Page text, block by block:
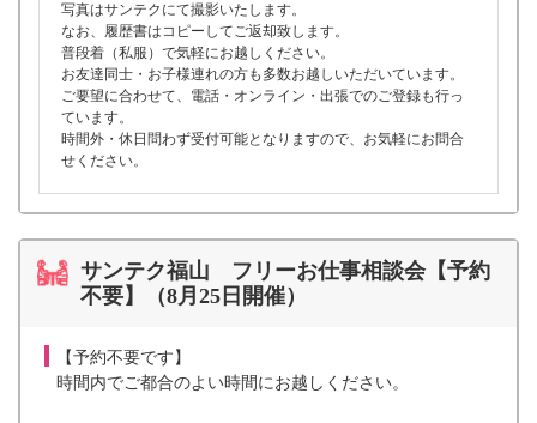
写真はサンテクにて撮影いたします。
なお、履歴書はコピーしてご返却致します。
普段着（私服）で気軽にお越しください。
お友達同士・お子様連れの方も多数お越しいただいています。
ご要望に合わせて、電話・オンライン・出張でのご登録も行っ
ています。
時間外・休日問わず受付可能となりますので、お気軽にお問合
せください。
サンテク福山 フリーお仕事相談会【予約
不要】（8月25日開催）
【予約不要です】
時間内でご都合のよい時間にお越しください。